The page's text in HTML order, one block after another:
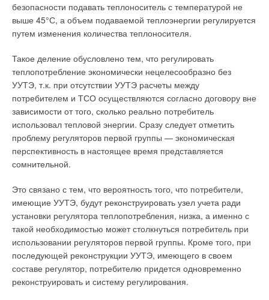
безопасности подавать теплоноситель с температурой не
выше 45°С, а объем подаваемой теплоэнергии регулируется
путем изменения количества теплоносителя.
Такое деление обусловлено тем, что регулировать
теплопотребление экономически нецелесообразно без
УУТЭ, т.к. при отсутствии УУТЭ расчеты между
потребителем и ТСО осуществляются согласно договору вне
зависимости от того, сколько реально потребитель
использовал тепловой энергии. Сразу следует отметить
проблему регуляторов первой группы — экономическая
перспективность в настоящее время представляется
сомнительной.
Это связано с тем, что вероятность того, что потребители,
имеющие УУТЭ, будут реконструировать узел учета ради
установки регулятора теплопотребления, низка, а именно с
такой необходимостью может столкнуться потребитель при
использовании регуляторов первой группы. Кроме того, при
последующей реконструкции УУТЭ, имеющего в своем
составе регулятор, потребителю придется одновременно
реконструировать и систему регулирования.